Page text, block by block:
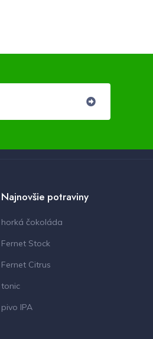
Najnovšie potraviny
horká čokoláda
Fernet Stock
Fernet Citrus
tonic
pivo IPA